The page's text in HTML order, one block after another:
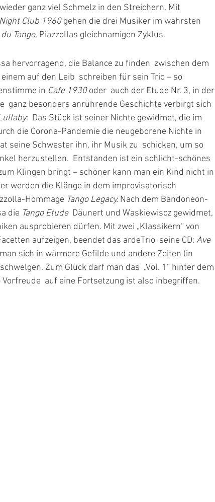
ganz viel Schmelz in den Streichern. Mit
Night Club 1960 gehen die drei Musiker im wahrsten
Tango, Piazzollas gleichnamigen Zyklus.
hervorragend, die Balance zu finden  zwischen dem
auf den Leib  schreiben für sein Trio – so
in Cafe 1930 oder  auch der Etude Nr. 3, in der
ganz besonders anrührende Geschichte verbirgt sich
:  Das Stück ist seiner Nichte gewidmet, die im
die Corona-Pandemie die neugeborene Nichte in
seine Schwester ihn, ihr Musik zu  schicken, um so
herzustellen.  Entstanden ist ein schlicht-schönes
Klingen bringt – schöner kann man ein Kind nicht in
werden die Klänge in dem improvisatorisch
Hommage Tango Legacy. Nach dem Bandoneon-
die Tango Etude
  Däunert und Waskiewiscz gewidmet,
ausprobieren dürfen. Mit zwei „Klassikern“ von
aufzeigen, beendet das ardeTrio  seine CD: Ave
man sich in wärmere Gefilde und andere Zeiten (in
Zum Glück darf man das  „Vol. 1“ hinter dem
auf eine Fortsetzung ist also inbegriffen.